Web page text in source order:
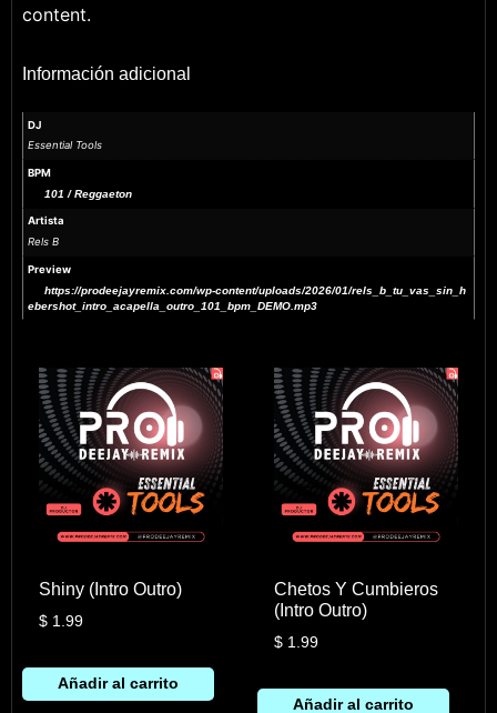
content.
Información adicional
DJ
Essential Tools
BPM
101 / Reggaeton
Artista
Rels B
Preview
https://prodeejayremix.com/wp-content/uploads/2026/01/rels_b_tu_vas_sin_h
ebershot_intro_acapella_outro_101_bpm_DEMO.mp3
Shiny (Intro Outro)
$1.99
Añadir al carrito
Chetos Y Cumbieros
(Intro Outro)
$ 1.99
Añadir al carrito